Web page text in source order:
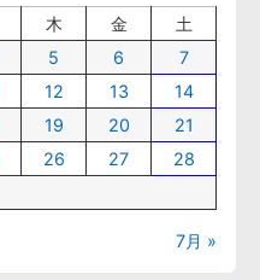
木 金
土
5 6
7
12 13
14
19 20
21
26 27
28
7月 »